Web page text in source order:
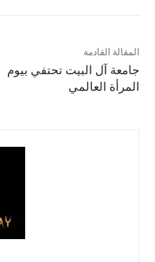
المقالة القادمة
جامعة آل البيت تحتفي بيوم
المرأة العالمي